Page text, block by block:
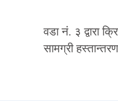
वडा नं. ३ द्वारा
सामग्री हस्तान्तरण